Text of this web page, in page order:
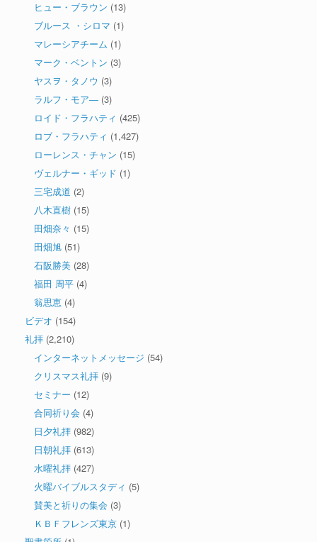
ヒュー・ブラウン (13)
ブルース ・シロマ (1)
マレーシアチーム (1)
マーク・ベントン (3)
ヤスヲ・タノウ (3)
ラルフ・モア― (3)
ロイド・フラハティ (425)
ロブ・フラハティ (1,427)
ローレンス・チャン (15)
ヴェルナー・ギッド (1)
三宅成道 (2)
八木直樹 (15)
田畑奈々 (15)
田畑旭 (51)
石阪勝美 (28)
福田 周平 (4)
翁思恵 (4)
ビデオ (154)
礼拝 (2,210)
インターネットメッセージ (54)
クリスマス礼拝 (9)
セミナー (12)
合同祈り会 (4)
日夕礼拝 (982)
日朝礼拝 (613)
水曜礼拝 (427)
火曜バイブルスタディ (5)
賛美と祈りの集会 (3)
ＫＢＦフレンズ東京 (1)